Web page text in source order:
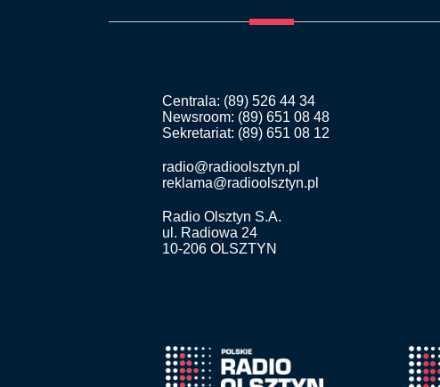
Centrala: (89) 526 44 34
Newsroom: (89) 651 08 48
Sekretariat: (89) 651 08 12
radio@radioolsztyn.pl
reklama@radioolsztyn.pl
Radio Olsztyn S.A.
ul. Radiowa 24
10-206 OLSZTYN